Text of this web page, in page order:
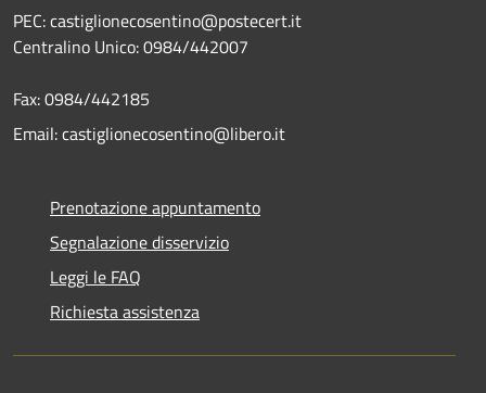
PEC: castiglionecosentino@postecert.it
Centralino Unico: 0984/442007
Fax: 0984/442185
Email: castiglionecosentino@libero.it
Prenotazione appuntamento
Segnalazione disservizio
Leggi le FAQ
Richiesta assistenza